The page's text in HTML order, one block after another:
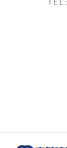
TEL: